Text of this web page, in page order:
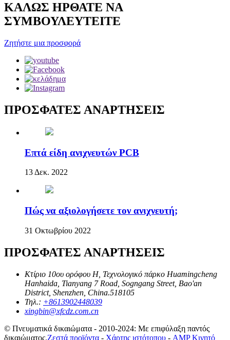
ΚΑΛΩΣ ΗΡΘΑΤΕ ΝΑ
ΣΥΜΒΟΥΛΕΥΤΕΙΤΕ
Ζητήστε μια προσφορά
ΠΡΟΣΦΑΤΕΣ ΑΝΑΡΤΗΣΕΙΣ
Επτά είδη ανιχνευτών PCB
13 Δεκ. 2022
Πώς να αξιολογήσετε τον ανιχνευτή;
31 Οκτωβρίου 2022
ΠΡΟΣΦΑΤΕΣ ΑΝΑΡΤΗΣΕΙΣ
Κτίριο 10ου ορόφου H, Τεχνολογικό πάρκο Huamingcheng
Hanhaida, Tianyang 7 Road, Sogngang Street, Bao'an
District, Shenzhen, China.518105
Τηλ.: +8613902448039
xingbin@xfcdz.com.cn
© Πνευματικά δικαιώματα - 2010-2024: Με επιφύλαξη παντός
δικαιώματος.Ζεστά προϊόντα - Χάρτης ιστότοπου - AMP Κινητό